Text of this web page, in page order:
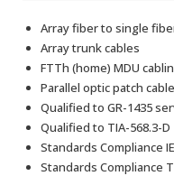
Array fiber to single
Array trunk cables
FTTh (home) MDU
Parallel optic patch
Qualified to GR-1435
Qualified to TIA-568.3-D
Standards Compliance
Standards Compliance